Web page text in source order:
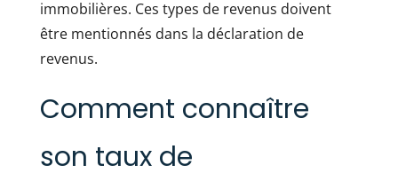
immobilières. Ces types de revenus doivent
être mentionnés dans la déclaration de
revenus.
Comment connaître
son taux de